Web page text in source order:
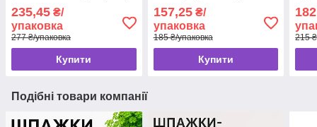
235,45 ₴/
упаковка
277 ₴/упаковка
Купити
коктейлю
157,25₴/
упаковка
185 ₴/упаковка
Купити
215
Подібні товари компанії